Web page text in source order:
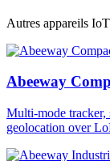
Autres appareils
Abeeway
Multi-mode tracker,
geolocation over